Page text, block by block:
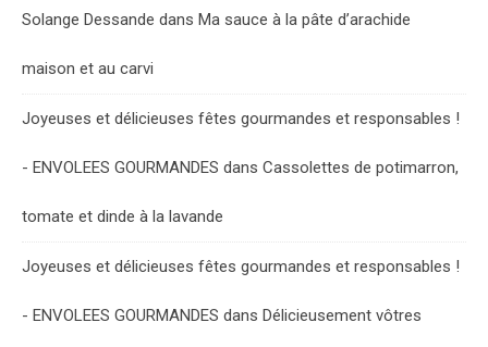
Solange Dessande dans Ma sauce à la pâte d’arachide
maison et au carvi
Joyeuses et délicieuses fêtes gourmandes et responsables !
- ENVOLEES GOURMANDES dans Cassolettes de potimarron,
tomate et dinde à la lavande
Joyeuses et délicieuses fêtes gourmandes et responsables !
- ENVOLEES GOURMANDES dans Délicieusement vôtres